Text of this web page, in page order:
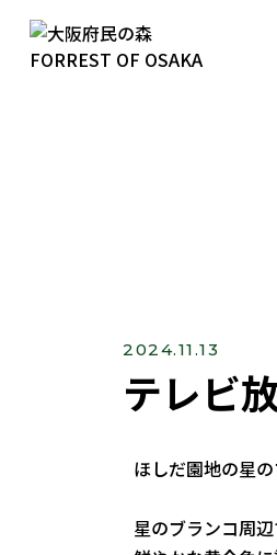
2024.11.13
テレビ
ほしだ園地の星
星のブランコ周